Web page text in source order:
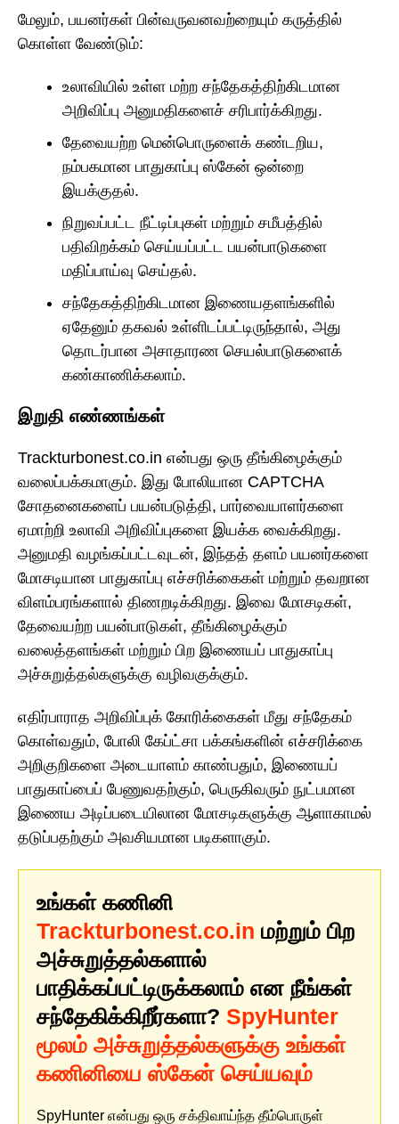
மேலும், பயனர்கள் பின்வருவனவற்றையும் கருத்தில்
கொள்ள வேண்டும்:
உலாவியில் உள்ள மற்ற சந்தேகத்திற்கிடமான
அறிவிப்பு அனுமதிகளைச் சரிபார்க்கிறது.
தேவையற்ற மென்பொருளைக் கண்டறிய,
நம்பகமான பாதுகாப்பு ஸ்கேன் ஒன்றை
இயக்குதல்.
நிறுவப்பட்ட நீட்டிப்புகள் மற்றும் சமீபத்தில்
பதிவிறக்கம் செய்யப்பட்ட பயன்பாடுகளை
மதிப்பாய்வு செய்தல்.
சந்தேகத்திற்கிடமான இணையதளங்களில்
ஏதேனும் தகவல் உள்ளிடப்பட்டிருந்தால், அது
தொடர்பான அசாதாரண செயல்பாடுகளைக்
கண்காணிக்கலாம்.
இறுதி எண்ணங்கள்
Trackturbonest.co.in என்பது ஒரு தீங்கிழைக்கும்
வலைப்பக்கமாகும். இது போலியான CAPTCHA
சோதனைகளைப் பயன்படுத்தி, பார்வையாளர்களை
ஏமாற்றி உலாவி அறிவிப்புகளை இயக்க வைக்கிறது.
அனுமதி வழங்கப்பட்டவுடன், இந்தத் தளம் பயனர்களை
மோசடியான பாதுகாப்பு எச்சரிக்கைகள் மற்றும் தவறான
விளம்பரங்களால் திணறடிக்கிறது. இவை மோசடிகள்,
தேவையற்ற பயன்பாடுகள், தீங்கிழைக்கும்
வலைத்தளங்கள் மற்றும் பிற இணையப் பாதுகாப்பு
அச்சுறுத்தல்களுக்கு வழிவகுக்கும்.
எதிர்பாராத அறிவிப்புக் கோரிக்கைகள் மீது சந்தேகம்
கொள்வதும், போலி கேப்ட்சா பக்கங்களின் எச்சரிக்கை
அறிகுறிகளை அடையாளம் காண்பதும், இணையப்
பாதுகாப்பைப் பேணுவதற்கும், பெருகிவரும் நுட்பமான
இணைய அடிப்படையிலான மோசடிகளுக்கு ஆளாகாமல்
தடுப்பதற்கும் அவசியமான படிகளாகும்.
உங்கள் கணினி
Trackturbonest.co.in மற்றும் பிற
அச்சுறுத்தல்களால்
பாதிக்கப்பட்டிருக்கலாம் என நீங்கள்
சந்தேகிக்கிறீர்களா? SpyHunter
மூலம் அச்சுறுத்தல்களுக்கு உங்கள்
கணினியை ஸ்கேன் செய்யவும்
SpyHunter என்பது ஒரு சக்திவாய்ந்த தீம்பொருள்